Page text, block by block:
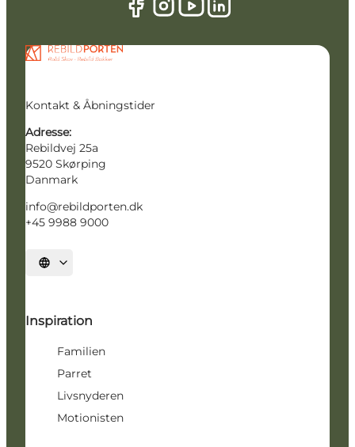
Kontakt & Åbningstider
Adresse:
Rebildvej 25a
9520 Skørping
Danmark
info@rebildporten.dk
+45 9988 9000
Vælg sprog
Inspiration
Familien
Parret
Livsnyderen
Motionisten